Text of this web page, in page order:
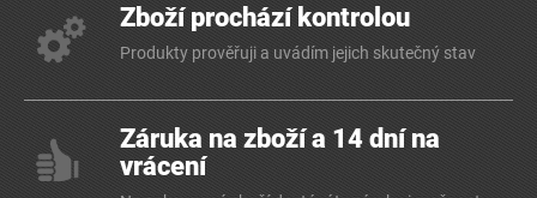
Zboží prochází kontrolou
Produkty prověřuji a uvádím jejich skutečný stav
Záruka na zboží a 14 dní na
vrácení